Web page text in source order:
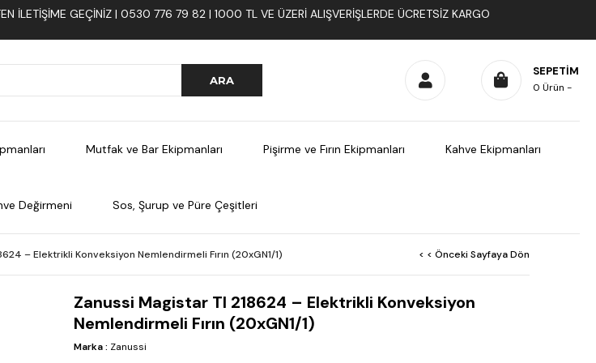
ILETIŞIME GEÇINIZ | 0530 776 79 82 | 1000 TL VE ÜZERI ALIŞVERIŞLERDE ÜCRETSIZ KARGO
SEPETIM
0 Ürün
Mutfak ve Bar Ekipmanları Pişirme ve Fırın Ekipmanları Kahve Ekipmanları
Değirmeni Sos, Şurup ve Püre Çeşitleri
– Elektrikli Konveksiyon Nemlendirmeli Fırın (20xGN1/1) < < Önceki Sayfaya Dön
Zanussi Magistar TI 218624 – Elektrikli Konveksiyon
Nemlendirmeli Fırın (20xGN1/1)
Marka: Zanussi